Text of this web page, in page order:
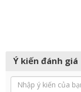
Ý kiến đánh giá